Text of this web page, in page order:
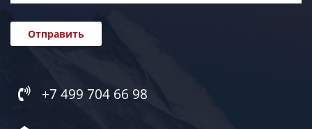
+7 499 704 66 98